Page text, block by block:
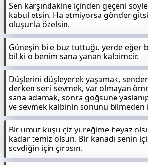
Sen karşındakine içinden geçeni
kabul etsin. Ha etmiyorsa gönder
oluşunla özelsin.
Güneşin bile buz tuttuğu yerde eğer
bil ki o benim sana yanan kalbimdir.
Düşlerini düşleyerek yaşamak,
derken seni sevmek, var olmayan
sana adamak, sonra göğsüne
ve sevmek kalbinin sonunu
Bir umut kuşu çiz yüreğime beyaz
kadar temiz olsun. Bir kanadı senin
sevdiğin için çırpsın.